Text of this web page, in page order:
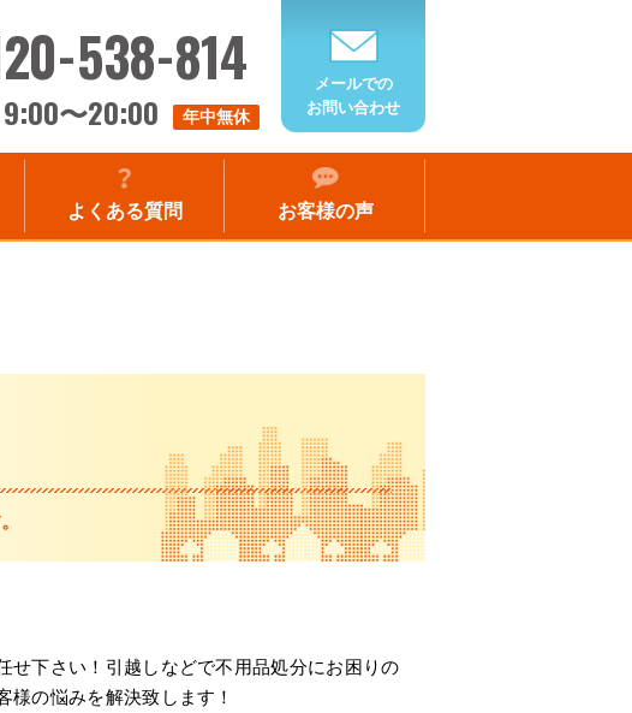
538-814
9:00〜20:00 年中無休
メールでの
お問い合わせ
よくある質問 お客様の声
せ下さい！引越しなどで不用品処分にお困りの
の悩みを解決致します！